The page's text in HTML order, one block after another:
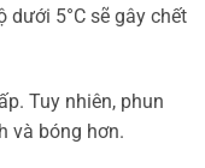
dưới 5°C sẽ gây chết
Tuy nhiên, phun
và bóng hơn.